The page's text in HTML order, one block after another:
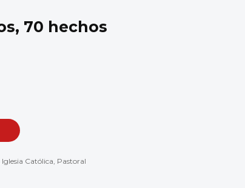
70 hechos
Iglesia Católica, Pastoral